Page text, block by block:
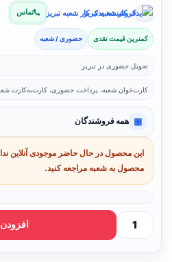
فروشنده: یدک کار شعبه تبریز تماس
کمترین قیمت نقدی حضوری / شعبه
تحویل حضوری در تبریز
کارت‌خوان شعبه، پرداخت حضوری، کارت‌به‌کارت
▦ همه فروشندگان
این محصول در حال حاضر موجودی آنلاین
محصول به شعبه مراجعه کنید.